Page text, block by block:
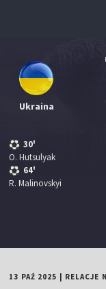
Ukraina
30'
O. Hutsulyak
64'
R. Malinovskyi
13 PAŹ 2025 RELACJE